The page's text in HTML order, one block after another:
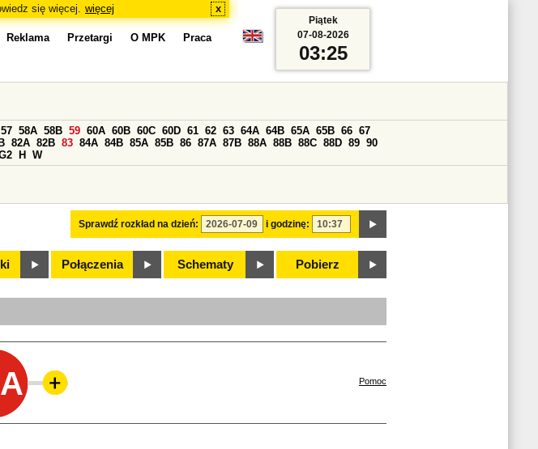
się więcej. więcej x
Reklama Przetargi O MPK Praca
Sprawdź rozkład na dzień: i godzinę:
57 58A 58B 59 60A 60B 60C 60D 61 62 63 64A 64B 65A 65B 66 67
82A 82B 83 84A 84B 85A 85B 86 87A 87B 88A 88B 88C 88D 89 90
H W
Połączenia Schematy Pobierz
Piątek
07-08-2026
03:25
Pomoc